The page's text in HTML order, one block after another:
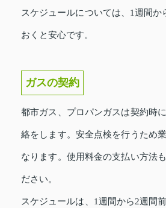
スケジュールについては、1週間か
おくと安心です。
ガスの契約
都市ガス、プロパンガスは契約時
絡をします。安全点検を行うため
なります。使用料金の支払い方法
ださい。
スケジュールは、1週間から2週間